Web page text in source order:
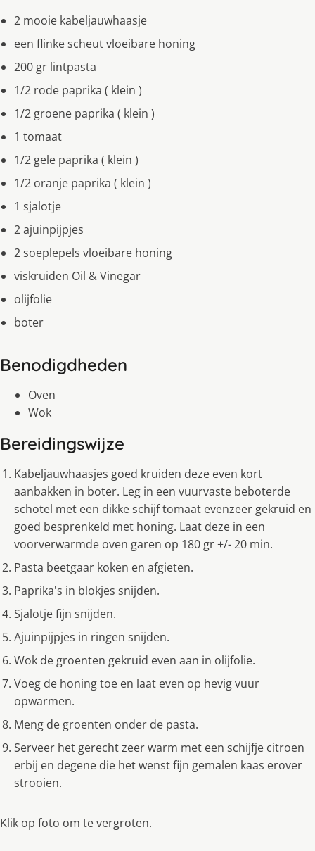
2 mooie kabeljauwhaasje
een flinke scheut vloeibare honing
200 gr lintpasta
1/2 rode paprika ( klein )
1/2 groene paprika ( klein )
1 tomaat
1/2 gele paprika ( klein )
1/2 oranje paprika ( klein )
1 sjalotje
2 ajuinpijpjes
2 soeplepels vloeibare honing
viskruiden Oil & Vinegar
olijfolie
boter
Benodigdheden
Oven
Wok
Bereidingswijze
Kabeljauwhaasjes goed kruiden deze even kort
aanbakken in boter. Leg in een vuurvaste beboterde
schotel met een dikke schijf tomaat evenzeer gekruid en
goed besprenkeld met honing. Laat deze in een
voorverwarmde oven garen op 180 gr +/- 20 min.
Pasta beetgaar koken en afgieten.
Paprika's in blokjes snijden.
Sjalotje fijn snijden.
Ajuinpijpjes in ringen snijden.
Wok de groenten gekruid even aan in olijfolie.
Voeg de honing toe en laat even op hevig vuur
opwarmen.
Meng de groenten onder de pasta.
Serveer het gerecht zeer warm met een schijfje citroen
erbij en degene die het wenst fijn gemalen kaas erover
strooien.
Klik op foto om te vergroten.